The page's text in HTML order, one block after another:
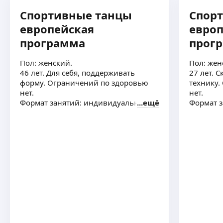
Спортивные танцы
европейская
программа
Пол: женский.
46 лет. Для себя, поддерживать
форму. Ограничений по здоровью
нет.
Формат занятий: индивидуальноещё
Пол:
27 лет.
нет.
Формат